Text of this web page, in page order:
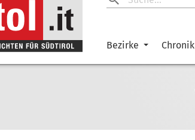
Bezirke Chronik